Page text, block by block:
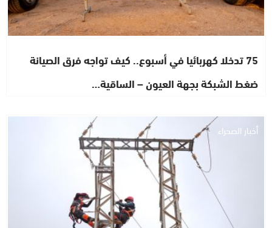
75 تدخلا كهربائيا في أسبوع.. كيف تواجه فرق الصيانة
ضغط الشبكة بجهة العيون – الساقية…
أخبار الصحراء